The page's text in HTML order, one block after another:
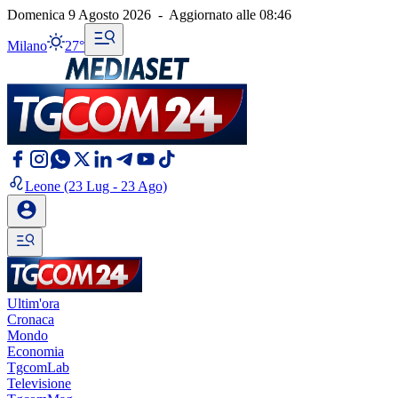
Domenica 9 Agosto 2026 - Aggiornato alle 08:46
Milano 27°
Leone (23 Lug - 23 Ago)
Ultim'ora
Cronaca
Mondo
Economia
TgcomLab
Televisione